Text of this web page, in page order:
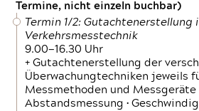
Termine, nicht einzeln buchbar)
Termin 1/2: Gutachtenerstellung
Verkehrsmesstechnik
9.00—16.30 Uhr
+ Gutachtenerstellung der
Überwachungtechniken jeweils
Messmethoden und Messgeräte
Abstandsmessung •